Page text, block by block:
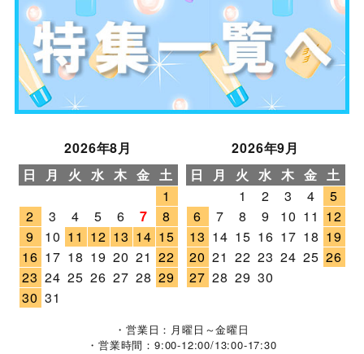
2026年8月
日
月 火 水 木 金 土
1
2
3 4 5 6 7
8
9
10 11 12 13 14 15
16 17 18 19 20 21 22
23 24 25 26 27 28 29
30 31
2026年9月
日
月 火 水 木 金 土
1
2 3 4
5
6
7 8 9 10 11 12
13 14 15 16 17 18 19
20 21 22 23 24 25 26
27 28 29 30
・営業日：月曜日～金曜日
・営業時間：9:00-12:00/13:00-17:30